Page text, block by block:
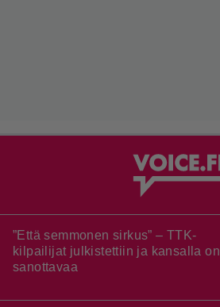
”Että semmonen sirkus” – TTK-
kilpailijat julkistettiin ja kansalla on
sanottavaa